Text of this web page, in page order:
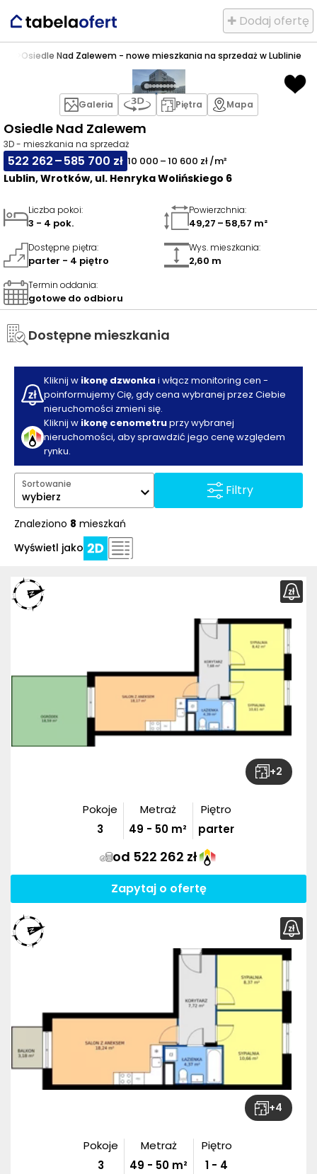
✚ Dodaj ofertę
Osiedle Nad Zalewem - nowe mieszkania na sprzedaż w Lublinie
Osiedle Nad Zalewem
3D - mieszkania na sprzedaż
522 262 – 585 700 zł 10 000 – 10 600 zł /m²
Lublin, Wrotków, ul. Henryka Wolińskiego 6
Galeria Piętra Mapa
Liczba pokoi:
3 - 4 pok.
Powierzchnia:
49,27 – 58,57 m²
Dostępne piętra:
parter - 4 piętro
Wys. mieszkania:
2,60 m
Termin oddania:
gotowe do odbioru
Dostępne mieszkania
Kliknij w ikonę dzwonka i włącz monitoring cen -
poinformujemy Cię, gdy cena wybranej przez Ciebie
nieruchomości zmieni się.
Kliknij w ikonę cenometruprzy wybranej
nieruchomości, aby sprawdzić jego cenę względem
rynku.
Filtry
Sortowanie
wybierz
Znaleziono 8 mieszkań
Wyświetl jako
+2
Pokoje
3
Metraż
49 - 50 m²
Piętro
parter
od 522 262 zł
Zapytaj o ofertę
+4
Pokoje
3
Metraż
49 - 50 m²
Piętro
1 - 4